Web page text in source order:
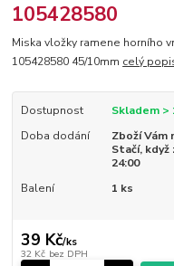
105428580
Miska vložky ramene horního
105428580 45/10mm celý
Dostupnost
Skladem >
Doba dodání
Zboží Vám
Stačí,
24:00
Balení
1 ks
39 Kč/ks
32 Kč bez DPH